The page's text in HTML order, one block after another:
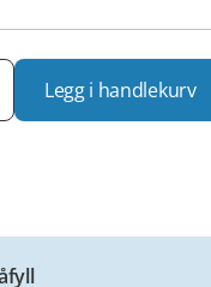
Legg i handlekurv